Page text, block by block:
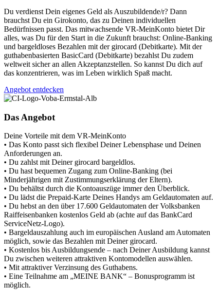
Du verdienst Dein eigenes Geld als Auszubildende/r? Dann
brauchst Du ein Girokonto, das zu Deinen individuellen
Bedürfnissen passt. Das mitwachsende VR-MeinKonto bietet Dir
alles, was Du für den Start in die Zukunft brauchst: Online-Banking
und bargeldloses Bezahlen mit der girocard (Debitkarte). Mit der
guthabenbasierten BasicCard (Debitkarte) bezahlst Du zudem
weltweit sicher an allen Akzeptanzstellen. So kannst Du dich auf
das konzentrieren, was im Leben wirklich Spaß macht.
Angebot entdecken
Das Angebot
Deine Vorteile mit dem VR-MeinKonto
• Das Konto passt sich flexibel Deiner Lebensphase und Deinen
Anforderungen an.
• Du zahlst mit Deiner girocard bargeldlos.
• Du hast bequemen Zugang zum Online-Banking (bei
Minderjährigen mit Zustimmungserklärung der Eltern).
• Du behältst durch die Kontoauszüge immer den Überblick.
• Du lädst die Prepaid-Karte Deines Handys am Geldautomaten auf.
• Du hebst an den über 17.600 Geldautomaten der Volksbanken
Raiffeisenbanken kostenlos Geld ab (achte auf das BankCard
ServiceNetz-Logo).
• Bargeldauszahlung auch im europäischen Ausland am Automaten
möglich, sowie das Bezahlen mit Deiner girocard.
• Kostenlos bis Ausbildungsende – nach Deiner Ausbildung kannst
Du zwischen weiteren attraktiven Kontomodellen auswählen.
• Mit attraktiver Verzinsung des Guthabens.
• Eine Teilnahme am „MEINE BANK“ – Bonusprogramm ist
möglich.